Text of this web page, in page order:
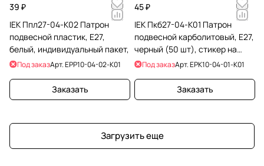
39 ₽
IEK Ппл27-04-К02 Патрон
подвесной пластик, Е27,
белый, индивидуальный пакет,
Под заказАрт.EPP10-04-02-K01
Заказать
45 ₽
IEK Пкб27-04-К01 Патрон
подвесной карболитовый, Е27,
черный (50 шт), стикер на
изделии,
Под заказАрт.EPK10-04-01-K01
Заказать
Загрузить еще